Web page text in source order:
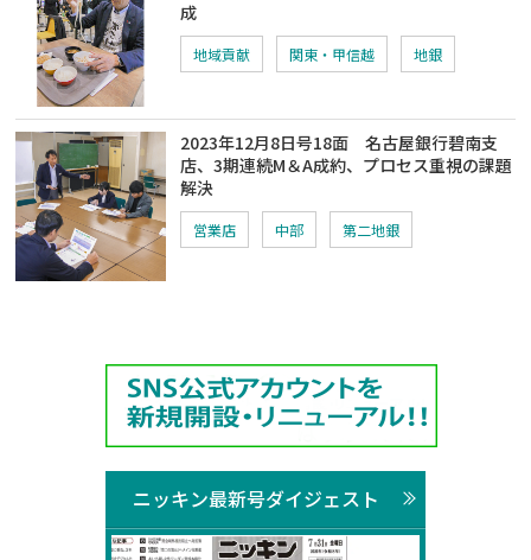
成
地域貢献 関東・甲信越 地銀
2023年12月8日号18面 名古屋銀行碧南支
店、3期連続M＆A成約、プロセス重視の課題
解決
営業店 中部 第二地銀
ニッキン最新号ダイジェスト